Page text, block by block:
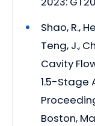
Shao, R.,
Teng, J.,
Cavity
1.5-Stage
Boston,